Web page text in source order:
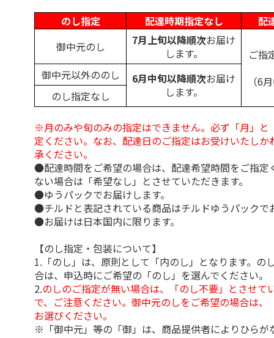
のし指定
配達時期指定なし
配
御中元のし
7月上旬以降順次お届け
します。
ご指
（6
御中元以外ののし 6月中旬以降順次お届け
します。
のし指定なし
※月のみや旬のみの指定はできません。必ず「月」と
定ください。なお、配達日のご指定はお受けいたしか
承ください。
●配達時間をご希望の場合は、配達希望時間をご指定
ない場合は「希望なし」とさせていただきます。
●ゆうパックでお届けします。
●チルドと表記されている商品はチルドゆうパックで
●お届けは日本国内に限ります。
【のし指定・包装について】
1.「のし」は、原則として「内のし」となります。の
合は、申込時にご希望の「のし」を選んでください。
2.のしのご指定が無い場合は、「のし不要」とさせて
で、ご注意ください。御中元のしをご希望の場合は、
お選びください。
※「御中元」等の「御」は、商品提供者によりひらが